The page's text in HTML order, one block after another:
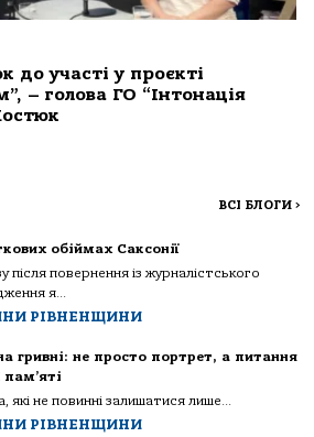
до участі у проєкті
– голова ГО “Інтонація
ВСІ БЛОГИ >
обіймах Саксонії
після повернення із журналістського
я...
РІВНЕНЩИНИ
гривні: не просто портрет, а питання
які не повинні залишатися лише...
РІВНЕНЩИНИ